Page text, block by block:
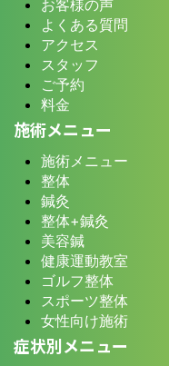
お客様の声
よくある質問
アクセス
スタッフ
ご予約
料金
施術メニュー
施術メニュー
整体
鍼灸
整体+鍼灸
美容鍼
健康運動教室
ゴルフ整体
スポーツ整体
女性向け施術
症状別メニュー